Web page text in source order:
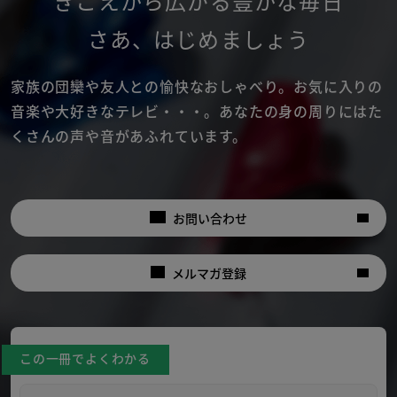
さあ、 はじめましょう
家族の団欒や友人との愉快なおしゃべり。お気に入りの
音楽や大好きなテレビ・・・。 あなたの身の周りにはた
くさんの声や音があふれています。
お問い合わせ
メルマガ登録
この一冊でよくわかる